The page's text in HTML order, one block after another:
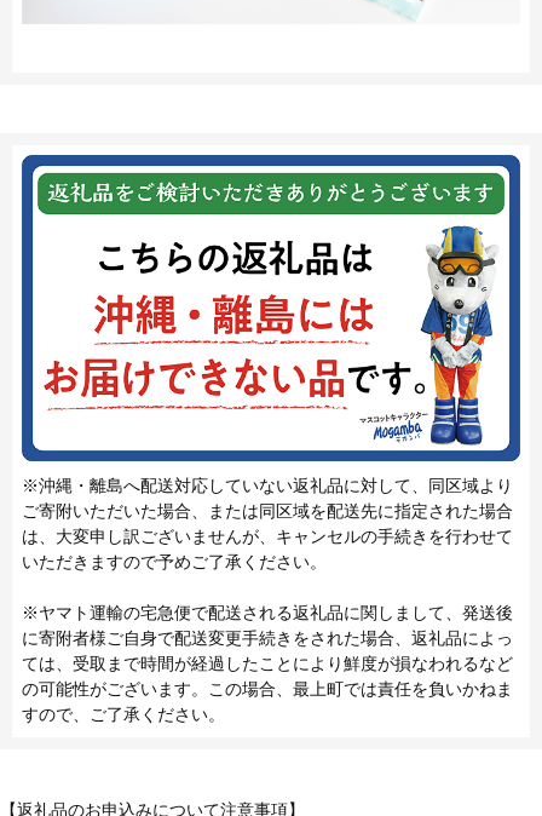
※沖縄・離島へ配送対応していない返礼品に対して、同区域より
ご寄附いただいた場合、または同区域を配送先に指定された場合
は、大変申し訳ございませんが、キャンセルの手続きを行わせて
いただきますので予めご了承ください。
※ヤマト運輸の宅急便で配送される返礼品に関しまして、発送後
に寄附者様ご自身で配送変更手続きをされた場合、返礼品によっ
ては、受取まで時間が経過したことにより鮮度が損なわれるなど
の可能性がございます。この場合、最上町では責任を負いかねま
すので、ご了承ください。
【返礼品のお申込みについて注意事項】